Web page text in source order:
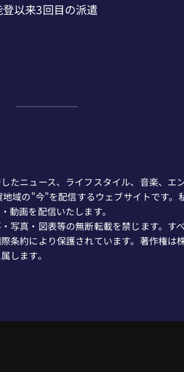
たニュース、ライフスタイル、音楽、エ
域の"今"を配信するウェブサイトです。
動画を配信いたします。
写真・図表等の無断転載を禁じます。すべ
条約により保護されています。著作権は
します。